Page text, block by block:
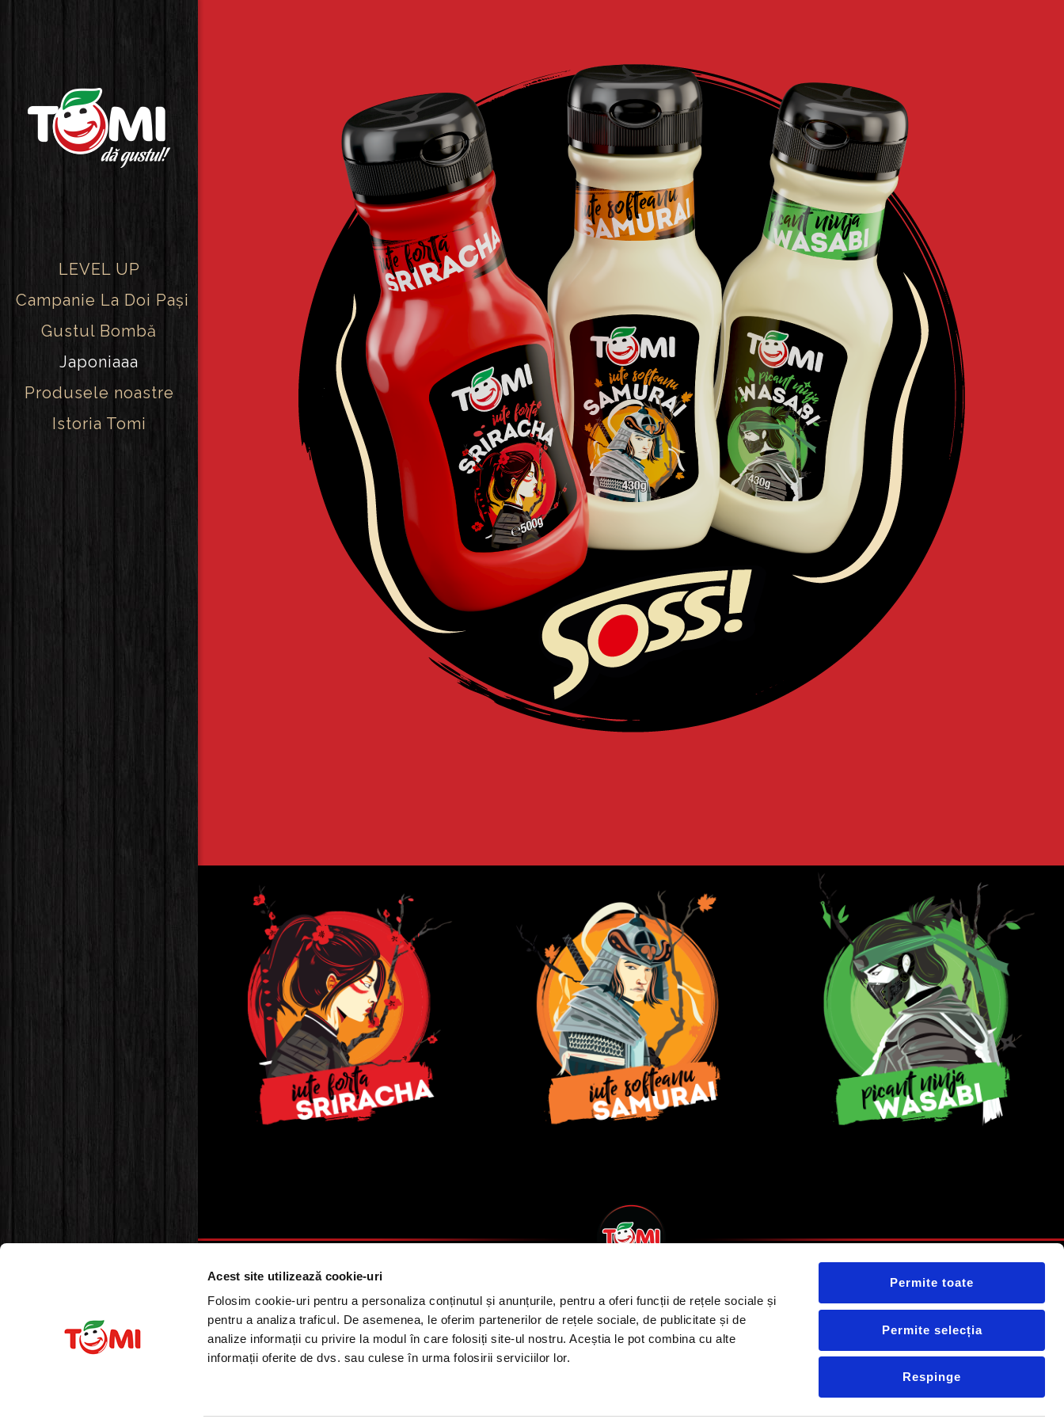
Acest site utilizează cookie-uri
Folosim cookie-uri pentru a personaliza conținutul și anunțurile, pentru a oferi funcții de rețele sociale și
pentru a analiza traficul. De asemenea, le oferim partenerilor de rețele sociale, de publicitate și de
analize informații cu privire la modul în care folosiți site-ul nostru. Aceștia le pot combina cu alte
informații oferite de dvs. sau culese în urma folosirii serviciilor lor.
Permite toate
Permite selecția
Respinge
LEVEL UP
Campanie La Doi Pași
Gustul Bombă
Japoniaaa
Produsele noastre
Istoria Tomi